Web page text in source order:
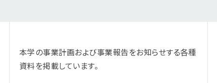
本学の事業計画および事業報告をお知らせする各種
資料を掲載しています。